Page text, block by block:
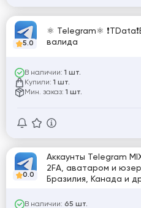
5.0
⚛️ Telegram⚛️
валида
В наличии: 1 шт.
Купили: 1 шт.
Мин. заказ: 1 шт.
0.0
Аккаунты Telegram
2FA, аватаром и
Бразилия, Канада и
В наличии: 65 шт.